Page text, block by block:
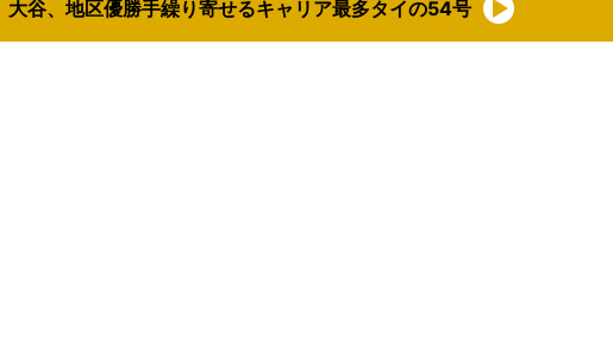
大谷、地区優勝手繰り寄せるキャリア最多タイの54号